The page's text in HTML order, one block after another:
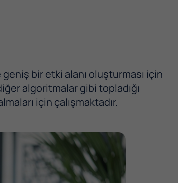
bir etki alanı oluşturması için
algoritmalar gibi topladığı
için çalışmaktadır.